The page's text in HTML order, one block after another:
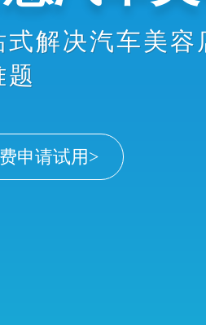
扫车牌接车、
卡消费、业绩
，显著提升店务